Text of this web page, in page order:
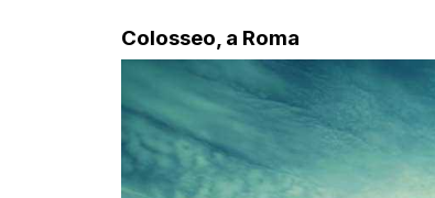
Colosseo, a Roma